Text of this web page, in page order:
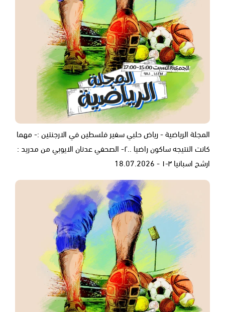
المجلة الرياضية - رياض حلبي سفير فلسطين في الارجنتين :- مهما
كانت النتيجه ساكون راضيا ..٢- الصحفي عدنان الايوبي من مدريد :
ارشح اسبانيا ٣-١ - 18.07.2026